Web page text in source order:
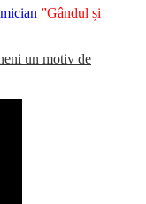
”Gândul și
un motiv de